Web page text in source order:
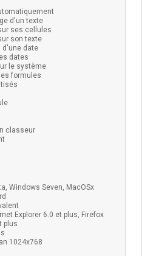
d'un texte
ses cellules
son texte
d'une date
dates
le système
formules
classeur
Windows Seven, MacOSx
Explorer 6.0 et plus, Firefox
plus
1024x768